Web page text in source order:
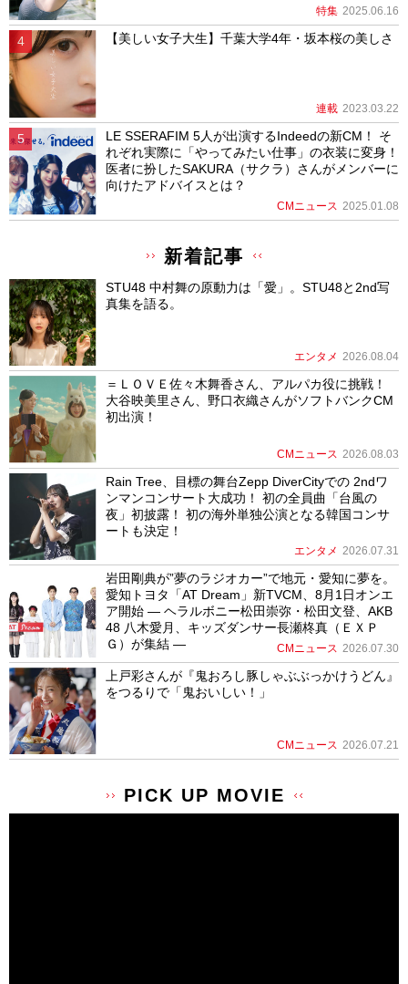
特集 2025.06.16
【美しい女子大生】千葉大学4年・坂本桜の美しさ
連載 2023.03.22
LE SSERAFIM 5人が出演するIndeedの新CM！ そ
れぞれ実際に「やってみたい仕事」の衣装に変身！
医者に扮したSAKURA（サクラ）さんがメンバーに
向けたアドバイスとは？
CMニュース 2025.01.08
新着記事
STU48 中村舞の原動力は「愛」。STU48と2nd写
真集を語る。
エンタメ 2026.08.04
＝ＬＯＶＥ佐々木舞香さん、アルパカ役に挑戦！
大谷映美里さん、野口衣織さんがソフトバンクCM
初出演！
CMニュース 2026.08.03
Rain Tree、目標の舞台Zepp DiverCityでの 2ndワ
ンマンコンサート大成功！ 初の全員曲「台風の
夜」初披露！ 初の海外単独公演となる韓国コンサ
ートも決定！
エンタメ 2026.07.31
岩田剛典が”夢のラジオカー”で地元・愛知に夢を。
愛知トヨタ「AT Dream」新TVCM、8月1日オンエ
ア開始 ― ヘラルボニー松田崇弥・松田文登、AKB
48 八木愛月、キッズダンサー長瀬柊真（ＥＸＰ
Ｇ）が集結 ―
CMニュース 2026.07.30
上戸彩さんが『鬼おろし豚しゃぶぶっかけうどん』
をつるりで「鬼おいしい！」
CMニュース 2026.07.21
PICK UP MOVIE